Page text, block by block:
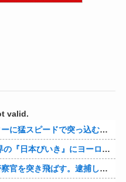
valid.
猛スピードで突っ込む事故。
き』にヨーロッパ全土から不満の声
突き飛ばす。逮捕しろやｗｗｗ